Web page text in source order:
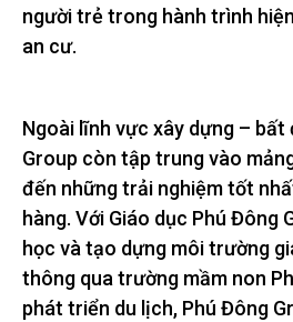
người trẻ trong hành trình
an cư.
Ngoài lĩnh vực xây dựng – bất
Group còn tập trung vào
đến những trải nghiệm tốt
hàng. Với Giáo dục Phú Đông
học và tạo dựng môi trường
thông qua trường mầm non
phát triển du lịch, Phú Đông